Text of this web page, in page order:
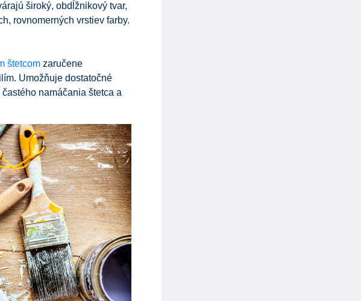
široký, obdĺžnikový tvar,
rovnomerných vrstiev farby.
štetcom zaručene
Umožňuje dostatočné
namáčania štetca a